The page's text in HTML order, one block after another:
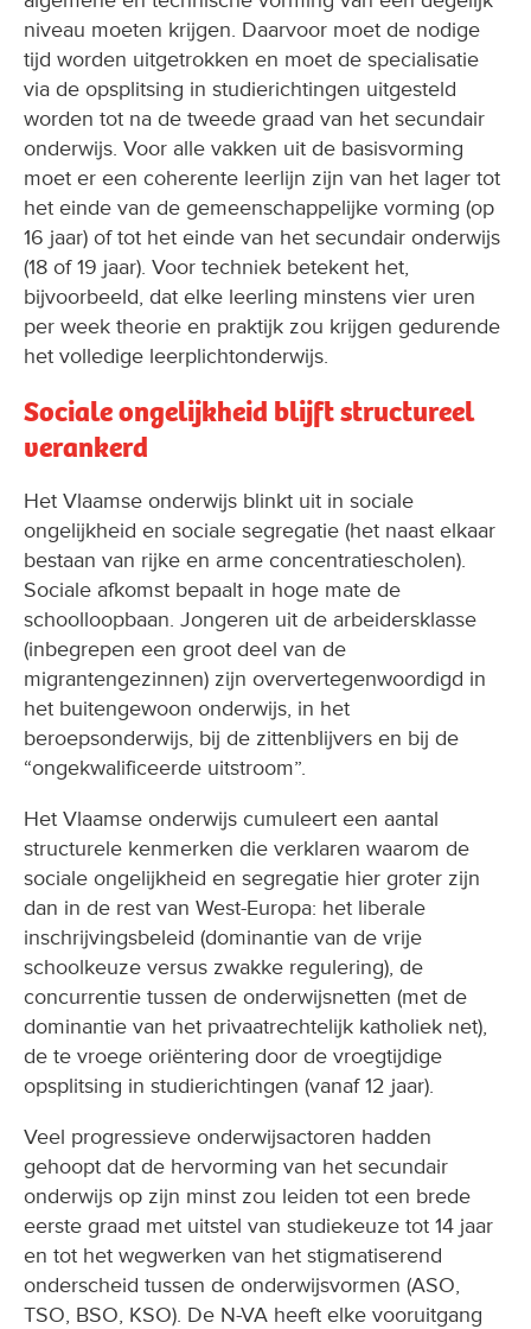
niveau moeten krijgen. Daarvoor moet de nodige
tijd worden uitgetrokken en moet de specialisatie
via de opsplitsing in studierichtingen uitgesteld
worden tot na de tweede graad van het secundair
onderwijs. Voor alle vakken uit de basisvorming
moet er een coherente leerlijn zijn van het lager tot
het einde van de gemeenschappelijke vorming (op
16 jaar) of tot het einde van het secundair onderwijs
(18 of 19 jaar). Voor techniek betekent het,
bijvoorbeeld, dat elke leerling minstens vier uren
per week theorie en praktijk zou krijgen gedurende
het volledige leerplichtonderwijs.
Sociale ongelijkheid blijft structureel
verankerd
Het Vlaamse onderwijs blinkt uit in sociale
ongelijkheid en sociale segregatie (het naast elkaar
bestaan van rijke en arme concentratiescholen).
Sociale afkomst bepaalt in hoge mate de
schoolloopbaan. Jongeren uit de arbeidersklasse
(inbegrepen een groot deel van de
migrantengezinnen) zijn oververtegenwoordigd in
het buitengewoon onderwijs, in het
beroepsonderwijs, bij de zittenblijvers en bij de
“ongekwalificeerde uitstroom”.
Het Vlaamse onderwijs cumuleert een aantal
structurele kenmerken die verklaren waarom de
sociale ongelijkheid en segregatie hier groter zijn
dan in de rest van West-Europa: het liberale
inschrijvingsbeleid (dominantie van de vrije
schoolkeuze versus zwakke regulering), de
concurrentie tussen de onderwijsnetten (met de
dominantie van het privaatrechtelijk katholiek net),
de te vroege oriëntering door de vroegtijdige
opsplitsing in studierichtingen (vanaf 12 jaar).
Veel progressieve onderwijsactoren hadden
gehoopt dat de hervorming van het secundair
onderwijs op zijn minst zou leiden tot een brede
eerste graad met uitstel van studiekeuze tot 14 jaar
en tot het wegwerken van het stigmatiserend
onderscheid tussen de onderwijsvormen (ASO,
TSO, BSO, KSO). De N-VA heeft elke vooruitgang